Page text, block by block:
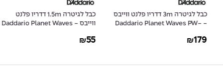
כבל לגיטרה 3m דדריו פלנט ווייבס
- Daddario Planet Waves PW-
₪179
כבל לגיטרה 1.5m דדריו פלנט
ווייבס - Daddario Planet Waves
₪55